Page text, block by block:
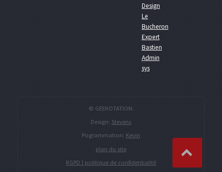
Design
Le
Bucheron
Expert
Bastien
Admin
sys
© GEEKOTATION.
Design: Stevens
Pogrammation: Kevin
plan du site
RGPD | politique de confidentialité